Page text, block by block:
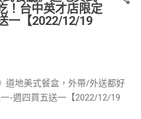
！台中英才店限定
一【2022/12/19
道地美式餐盒，外帶/外送都好
-週四買五送一【2022/12/19